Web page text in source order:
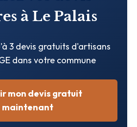
à Le Palais
3 devis gratuits d'artisans
dans votre commune
mon devis gratuit
maintenant